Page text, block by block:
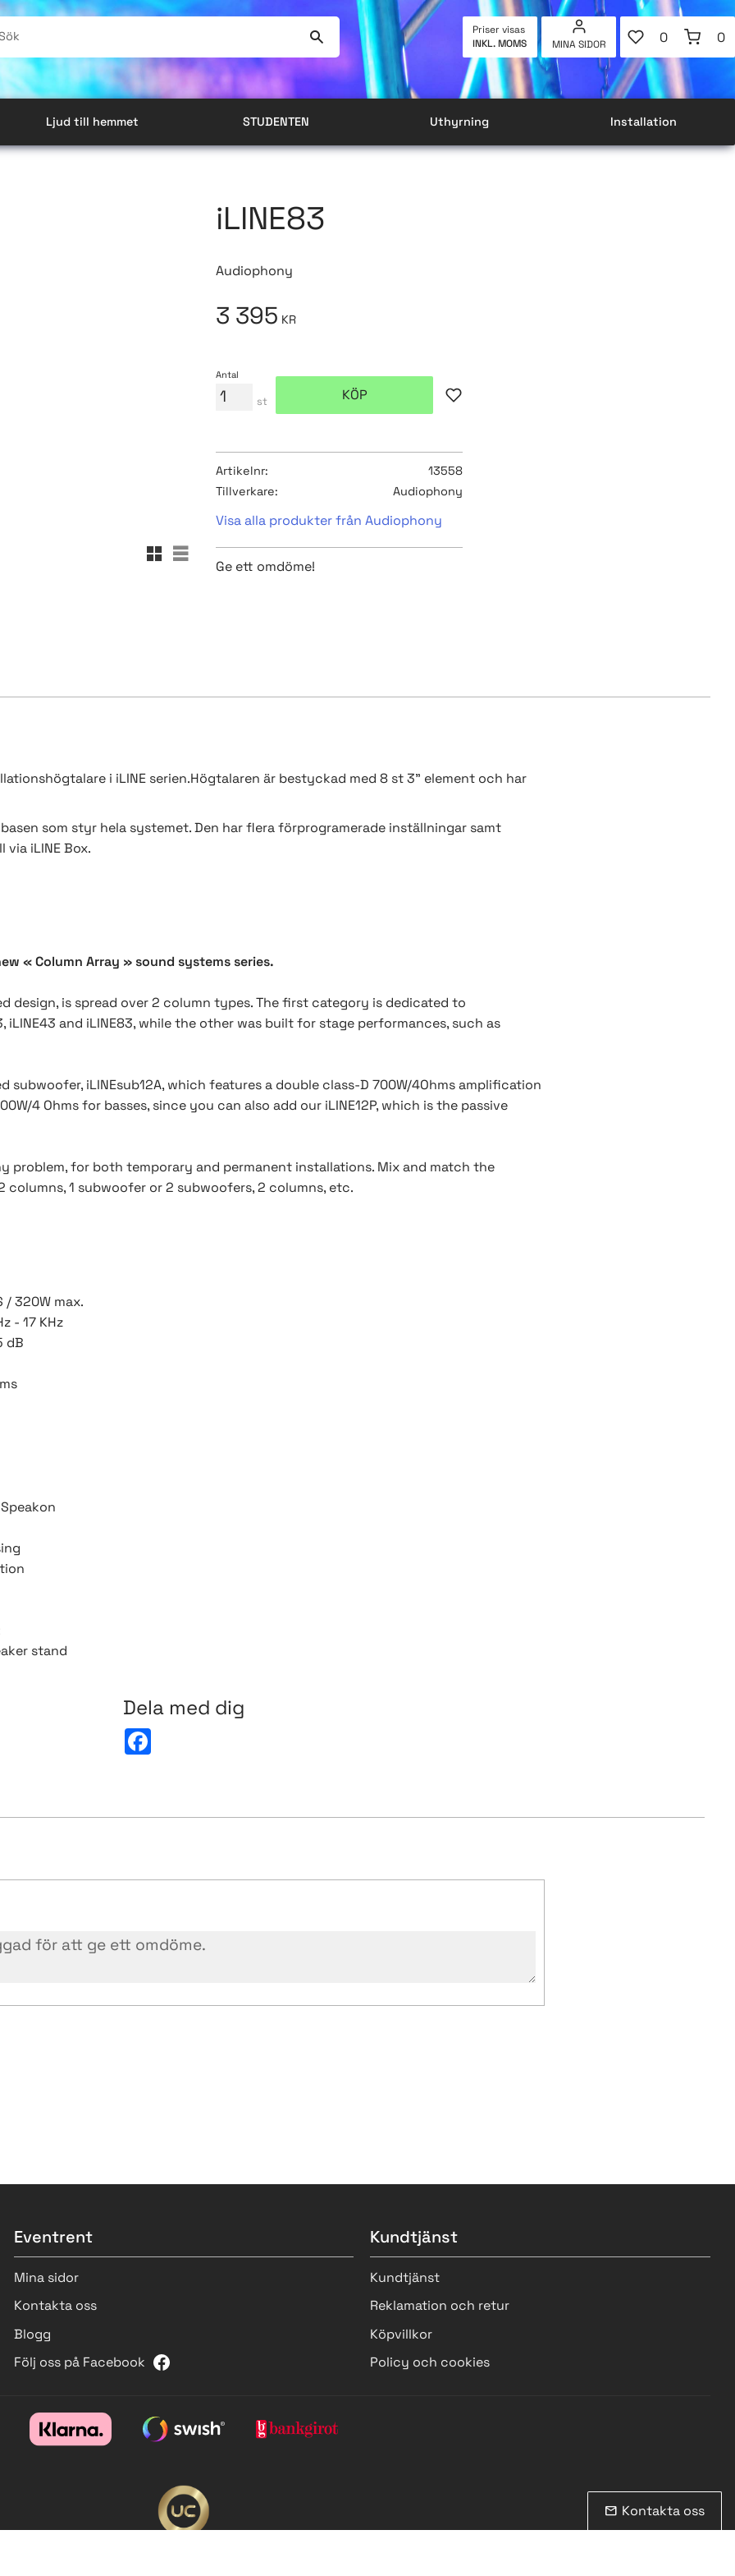
Priser visas
INKL. MOMS
MINA SIDOR
FAVORITER
ANTAL
0 0
Ljud till hemmet STUDENTEN Uthyrning Installation
iLINE83
Audiophony
Rutnätsvy
Listvy
3 395 KR
Antal
st KÖP Lägg till i favoriter
Artikelnr
13558
Tillverkare
Audiophony
Visa alla produkter från Audiophony
Ge ett omdöme!
i iLINE serien.Högtalaren är bestyckad med 8 st 3" element och har
som styr hela systemet. Den har flera förprogramerade inställningar samt
iLINE Box.
« Column Array » sound systems series.
design, is spread over 2 column types. The first category is dedicated to
iLINE43 and iLINE83, while the other was built for stage performances, such as
subwoofer, iLINEsub12A, which features a double class-D 700W/4Ohms amplification
4 Ohms for basses, since you can also add our iLINE12P, which is the passive
problem, for both temporary and permanent installations. Mix and match the
1 subwoofer or 2 subwoofers, 2 columns, etc.
/ 320W max.
- 17 KHz
dB
stand
Dela med dig
o
Eventrent
Mina sidor
Kontakta oss
Blogg
Följ oss på Facebook
Kundtjänst
Kundtjänst
Reklamation och retur
Köpvillkor
Policy och cookies
mail Kontakta oss